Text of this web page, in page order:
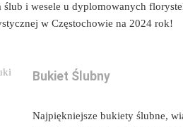
i wesele u dyplomowanych
w Częstochowie na 2024 rok!
Bukiet Ślubny
Najpiękniejsze bukiety ślubne,